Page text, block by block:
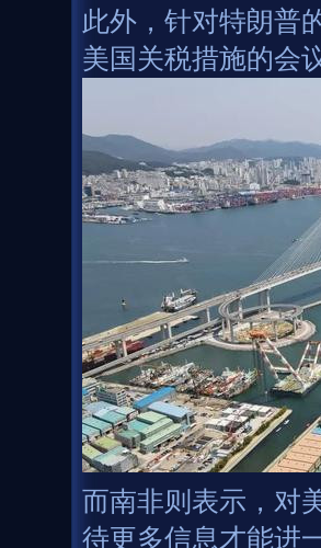
此外，针对特朗普
美国关税措施的会
而南非则表示，对
待更多信息才能进